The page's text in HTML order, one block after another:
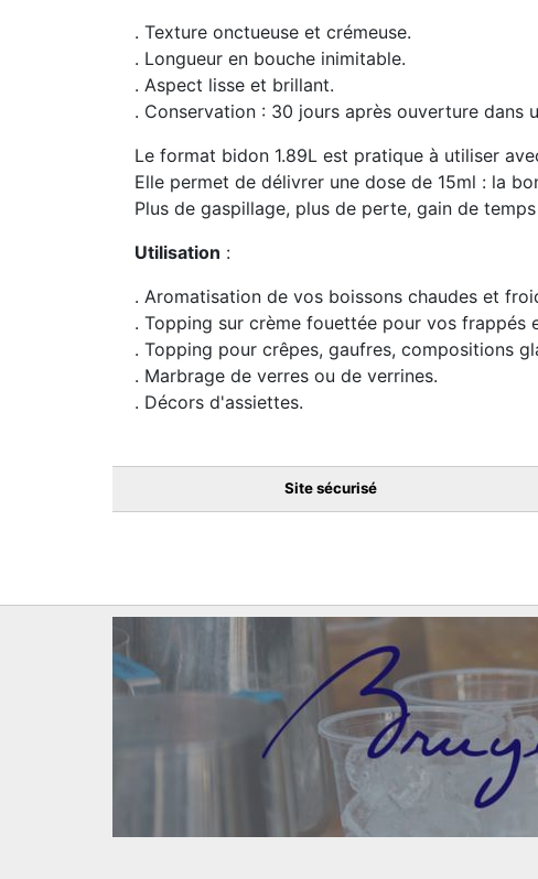
. Texture onctueuse et crémeuse.
. Longueur en bouche inimitable.
. Aspect lisse et brillant.
. Conservation : 30 jours après ouverture dans
Le format bidon 1.89L est pratique à utiliser
Elle permet de délivrer une dose de 15ml : la
Plus de gaspillage, plus de perte, gain de
Utilisation :
. Aromatisation de vos boissons chaudes et
. Topping sur crème fouettée pour vos frappés
. Topping pour crêpes, gaufres, compositions
. Marbrage de verres ou de verrines.
. Décors d'assiettes.
Site sécurisé